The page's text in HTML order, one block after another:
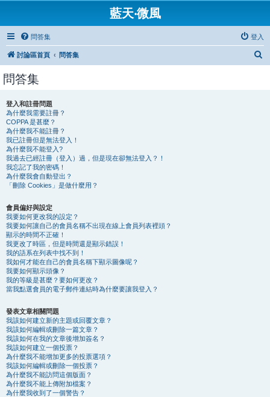
藍天‧微風
問答集 登入
討論區首頁 問答集
問答集
登入和註冊問題
為什麼我需要註冊？
COPPA 是甚麼？
為什麼我不能註冊？
我已註冊但是無法登入！
為什麼我不能登入?
我過去已經註冊（登入）過，但是現在卻無法登入？！
我忘記了我的密碼！
為什麼我會自動登出？
「刪除 Cookies」是做什麼用？
會員偏好與設定
我要如何更改我的設定？
我要如何讓自己的會員名稱不出現在線上會員列表裡頭？
顯示的時間不正確！
我更改了時區，但是時間還是顯示錯誤！
我的語系在列表中找不到！
我如何才能在自己的會員名稱下顯示圖像呢？
我要如何顯示頭像？
我的等級是甚麼？要如何更改？
當我點選會員的電子郵件連結時為什麼要讓我登入？
發表文章相關問題
我該如何建立新的主題或回覆文章？
我該如何編輯或刪除一篇文章？
我該如何在我的文章後增加簽名？
我該如何建立一個投票？
為什麼我不能增加更多的投票選項？
我該如何編輯或刪除一個投票？
為什麼我不能訪問這個版面？
為什麼我不能上傳附加檔案？
為什麼我收到了一個警告？